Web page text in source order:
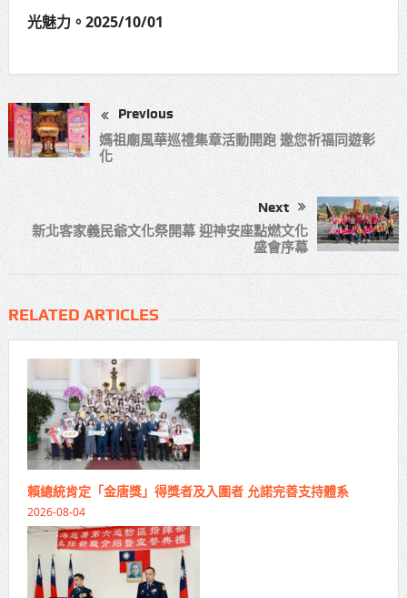
光魅力。2025/10/01
Previous
媽祖廟風華巡禮集章活動開跑 邀您祈福同遊彰
化
Next
新北客家義民爺文化祭開幕 迎神安座點燃文化
盛會序幕
RELATED ARTICLES
賴總統肯定「金唐獎」得獎者及入圍者 允諾完善支持體系
2026-08-04